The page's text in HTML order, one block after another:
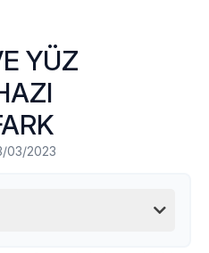
YÜZ
03/2023